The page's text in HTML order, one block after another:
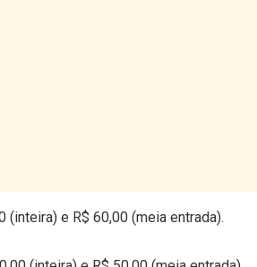
e R$ 60,00 (meia entrada).